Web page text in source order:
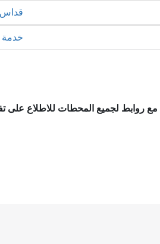
قداس
خدمة
مع روابط لجميع المحطات للاطلاع